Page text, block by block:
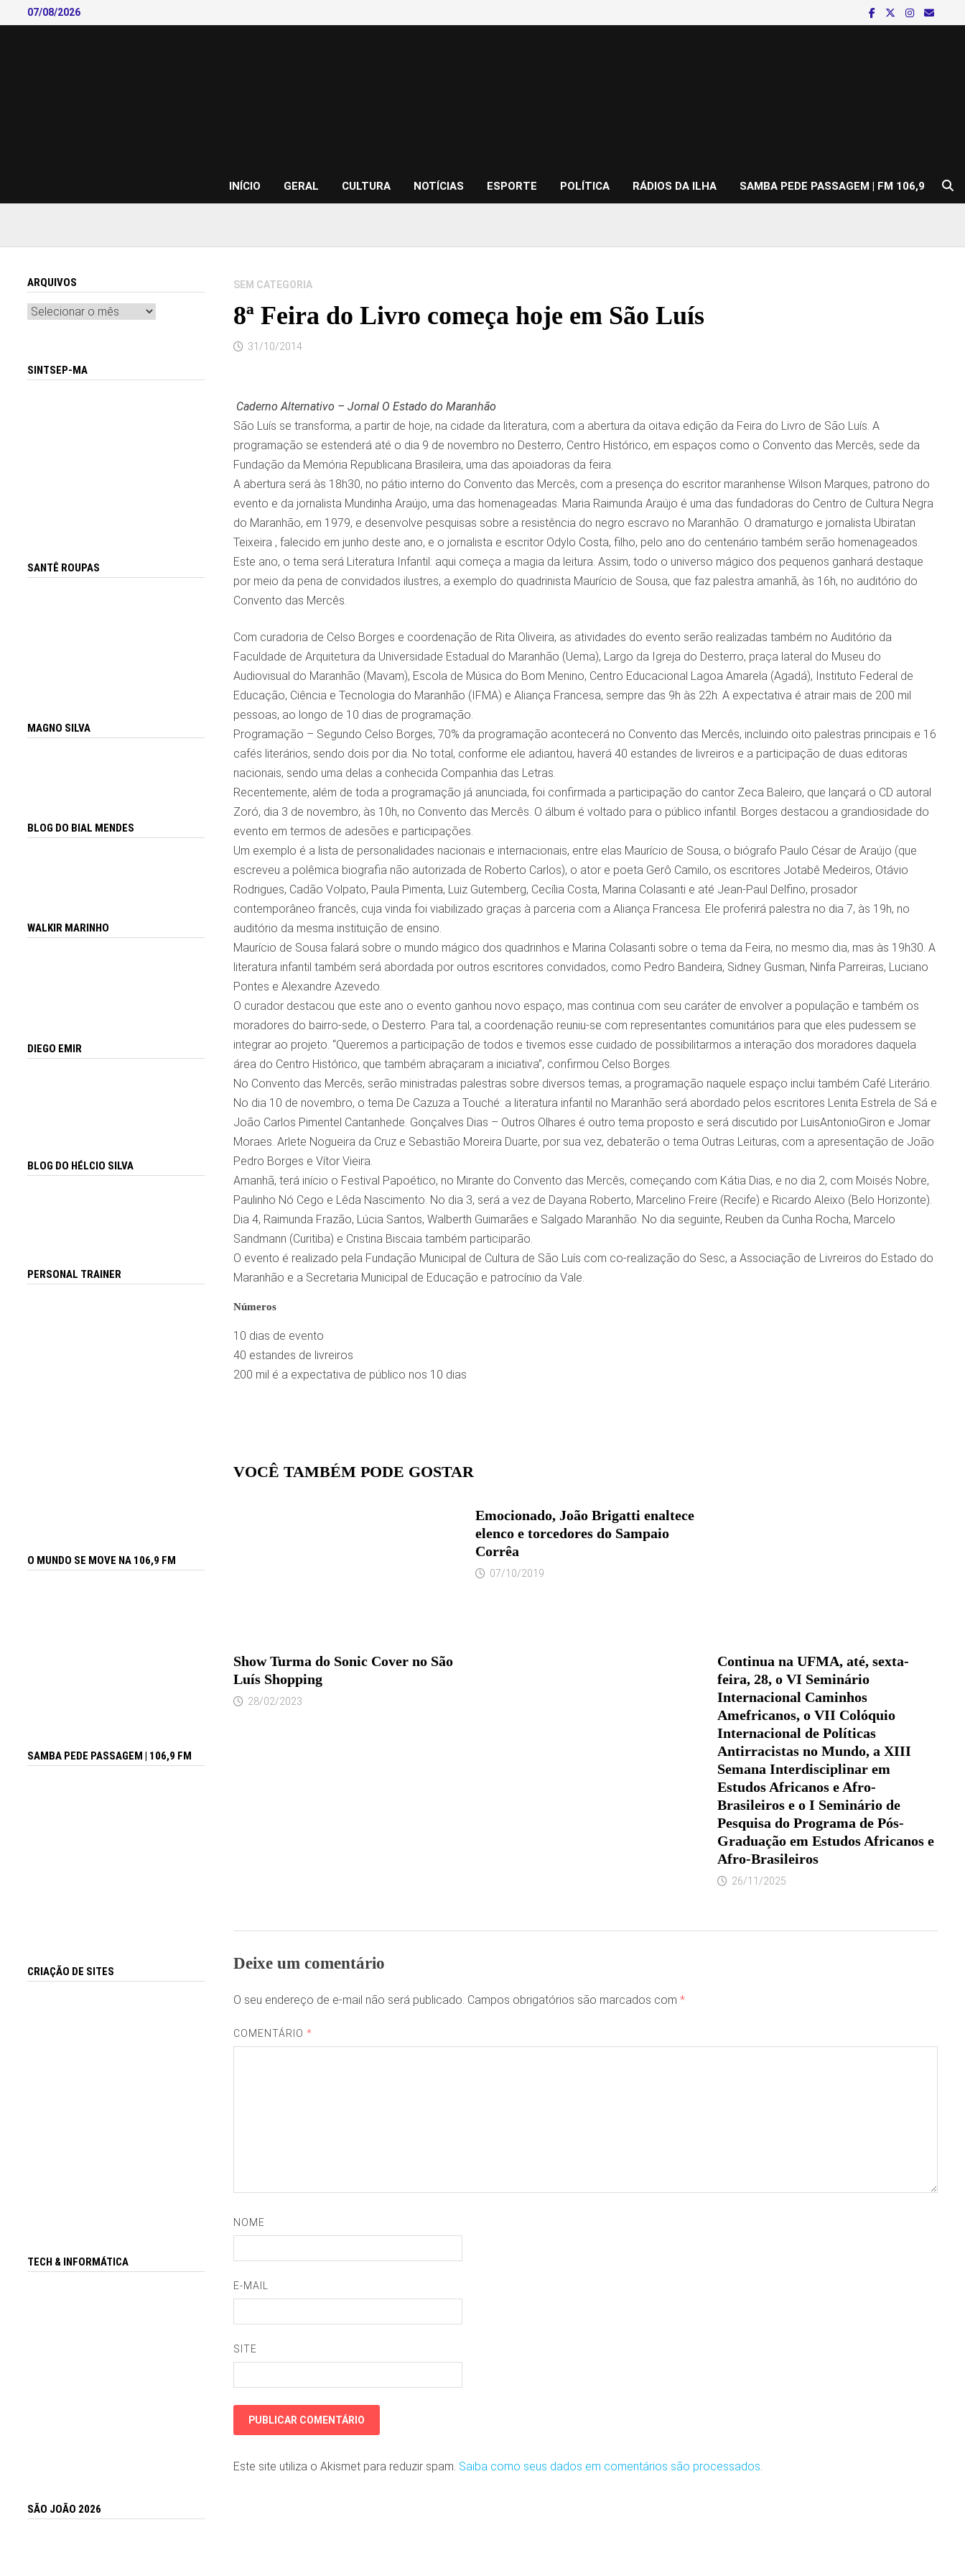
to
07/08/2026
INÍCIO GERAL CULTURA NOTÍCIAS ESPORTE POLÍTICA RÁDIOS DA ILHA SAMBA PEDE PASSAGEM | FM 106,9
SEM CATEGORIA
8ª Feira do Livro começa hoje em São Luís
31/10/2014
Caderno Alternativo – Jornal O Estado do Maranhão
São Luís se transforma, a partir de hoje, na cidade da literatura, com a abertura da oitava edição da Feira do Livro de São Luís. A
programação se estenderá até o dia 9 de novembro no Desterro, Centro Histórico, em espaços como o Convento das Mercês, sede da
Fundação da Memória Republicana Brasileira, uma das apoiadoras da feira.
A abertura será às 18h30, no pátio interno do Convento das Mercês, com a presença do escritor maranhense Wilson Marques, patrono do
evento e da jornalista Mundinha Araújo, uma das homenageadas. Maria Raimunda Araújo é uma das fundadoras do Centro de Cultura Negra
do Maranhão, em 1979, e desenvolve pesquisas sobre a resistência do negro escravo no Maranhão. O dramaturgo e jornalista Ubiratan
Teixeira , falecido em junho deste ano, e o jornalista e escritor Odylo Costa, filho, pelo ano do centenário também serão homenageados.
Este ano, o tema será Literatura Infantil: aqui começa a magia da leitura. Assim, todo o universo mágico dos pequenos ganhará destaque
por meio da pena de convidados ilustres, a exemplo do quadrinista Maurício de Sousa, que faz palestra amanhã, às 16h, no auditório do
Convento das Mercês.
Com curadoria de Celso Borges e coordenação de Rita Oliveira, as atividades do evento serão realizadas também no Auditório da
Faculdade de Arquitetura da Universidade Estadual do Maranhão (Uema), Largo da Igreja do Desterro, praça lateral do Museu do
Audiovisual do Maranhão (Mavam), Escola de Música do Bom Menino, Centro Educacional Lagoa Amarela (Agadá), Instituto Federal de
Educação, Ciência e Tecnologia do Maranhão (IFMA) e Aliança Francesa, sempre das 9h às 22h. A expectativa é atrair mais de 200 mil
pessoas, ao longo de 10 dias de programação.
Programação – Segundo Celso Borges, 70% da programação acontecerá no Convento das Mercês, incluindo oito palestras principais e 16
cafés literários, sendo dois por dia. No total, conforme ele adiantou, haverá 40 estandes de livreiros e a participação de duas editoras
nacionais, sendo uma delas a conhecida Companhia das Letras.
Recentemente, além de toda a programação já anunciada, foi confirmada a participação do cantor Zeca Baleiro, que lançará o CD autoral
Zoró, dia 3 de novembro, às 10h, no Convento das Mercês. O álbum é voltado para o público infantil. Borges destacou a grandiosidade do
evento em termos de adesões e participações.
Um exemplo é a lista de personalidades nacionais e internacionais, entre elas Maurício de Sousa, o biógrafo Paulo César de Araújo (que
escreveu a polêmica biografia não autorizada de Roberto Carlos), o ator e poeta Gerô Camilo, os escritores Jotabê Medeiros, Otávio
Rodrigues, Cadão Volpato, Paula Pimenta, Luiz Gutemberg, Cecília Costa, Marina Colasanti e até Jean-Paul Delfino, prosador
contemporâneo francês, cuja vinda foi viabilizado graças à parceria com a Aliança Francesa. Ele proferirá palestra no dia 7, às 19h, no
auditório da mesma instituição de ensino.
Maurício de Sousa falará sobre o mundo mágico dos quadrinhos e Marina Colasanti sobre o tema da Feira, no mesmo dia, mas às 19h30. A
literatura infantil também será abordada por outros escritores convidados, como Pedro Bandeira, Sidney Gusman, Ninfa Parreiras, Luciano
Pontes e Alexandre Azevedo.
O curador destacou que este ano o evento ganhou novo espaço, mas continua com seu caráter de envolver a população e também os
moradores do bairro-sede, o Desterro. Para tal, a coordenação reuniu-se com representantes comunitários para que eles pudessem se
integrar ao projeto. “Queremos a participação de todos e tivemos esse cuidado de possibilitarmos a interação dos moradores daquela
área do Centro Histórico, que também abraçaram a iniciativa”, confirmou Celso Borges.
No Convento das Mercês, serão ministradas palestras sobre diversos temas, a programação naquele espaço inclui também Café Literário.
No dia 10 de novembro, o tema De Cazuza a Touché: a literatura infantil no Maranhão será abordado pelos escritores Lenita Estrela de Sá e
João Carlos Pimentel Cantanhede. Gonçalves Dias – Outros Olhares é outro tema proposto e será discutido por LuisAntonioGiron e Jomar
Moraes. Arlete Nogueira da Cruz e Sebastião Moreira Duarte, por sua vez, debaterão o tema Outras Leituras, com a apresentação de João
Pedro Borges e Vítor Vieira.
Amanhã, terá início o Festival Papoético, no Mirante do Convento das Mercês, começando com Kátia Dias, e no dia 2, com Moisés Nobre,
Paulinho Nó Cego e Lêda Nascimento. No dia 3, será a vez de Dayana Roberto, Marcelino Freire (Recife) e Ricardo Aleixo (Belo Horizonte).
Dia 4, Raimunda Frazão, Lúcia Santos, Walberth Guimarães e Salgado Maranhão. No dia seguinte, Reuben da Cunha Rocha, Marcelo
Sandmann (Curitiba) e Cristina Biscaia também participarão.
O evento é realizado pela Fundação Municipal de Cultura de São Luís com co-realização do Sesc, a Associação de Livreiros do Estado do
Maranhão e a Secretaria Municipal de Educação e patrocínio da Vale.
Números
10 dias de evento
40 estandes de livreiros
200 mil é a expectativa de público nos 10 dias
VOCÊ TAMBÉM PODE GOSTAR
Show Turma do Sonic Cover no São
Luís Shopping
28/02/2023
Emocionado, João Brigatti enaltece
elenco e torcedores do Sampaio
Corrêa
07/10/2019
Continua na UFMA, até, sexta-
feira, 28, o VI Seminário
Internacional Caminhos
Amefricanos, o VII Colóquio
Internacional de Políticas
Antirracistas no Mundo, a XIII
Semana Interdisciplinar em
Estudos Africanos e Afro-
Brasileiros e o I Seminário de
Pesquisa do Programa de Pós-
Graduação em Estudos Africanos e
Afro-Brasileiros
26/11/2025
Deixe um comentário
O seu endereço de e-mail não será publicado. Campos obrigatórios são marcados com *
COMENTÁRIO*
NOME
E-MAIL
SITE
Este site utiliza o Akismet para reduzir spam. Saiba como seus dados em comentários são processados.
ARQUIVOS
Arquivos
SINTSEP-MA
SANTÊ ROUPAS
MAGNO SILVA
BLOG DO BIAL MENDES
WALKIR MARINHO
DIEGO EMIR
BLOG DO HÉLCIO SILVA
PERSONAL TRAINER
O MUNDO SE MOVE NA 106,9 FM
SAMBA PEDE PASSAGEM | 106,9 FM
CRIAÇÃO DE SITES
TECH & INFORMÁTICA
SÃO JOÃO 2026